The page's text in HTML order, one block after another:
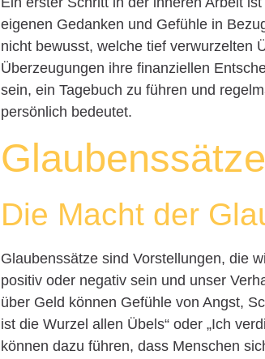
eigenen Gedanken und Gefühle in
nicht bewusst, welche tief verwurzelten
Überzeugungen ihre finanziellen
sein, ein Tagebuch zu führen und
persönlich bedeutet.
Die Macht der
Glaubenssätze sind Vorstellungen, die
positiv oder negativ sein und unser
über Geld können Gefühle von Angst,
ist die Wurzel allen Übels“ oder „Ich
können dazu führen, dass Menschen